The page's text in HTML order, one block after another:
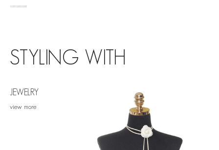
STYLING WITH
JEWELRY
view more